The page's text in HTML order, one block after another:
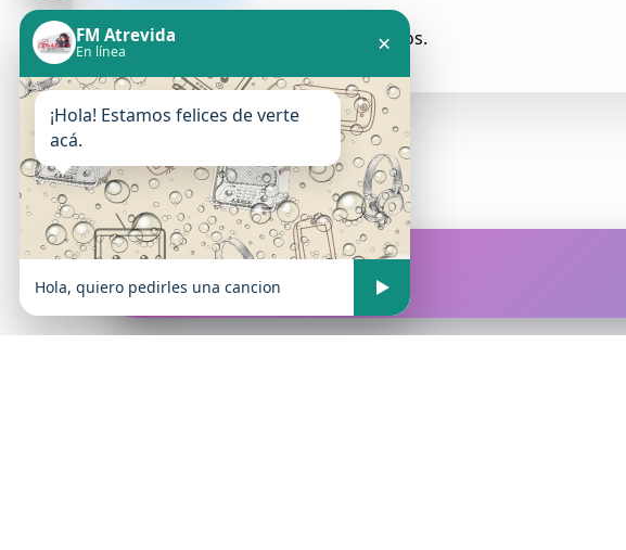
Todavia no hay comentarios aprobados.
FM Atrevida
En vivo
FM Atrevida
En línea ×
¡Hola! Estamos felices de verte
acá.